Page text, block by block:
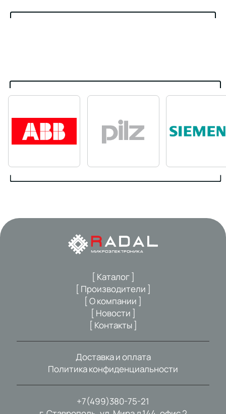
+7(499)380-75-21
[ Каталог ]
[ Производители ]
[ О компании ]
[ Новости ]
[ Контакты ]
Доставка и оплата
Политика конфиденциальности